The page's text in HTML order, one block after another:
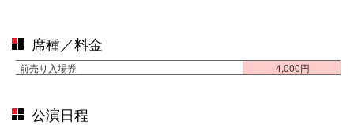
席種／料金
前売り入場券 4,000円
公演日程